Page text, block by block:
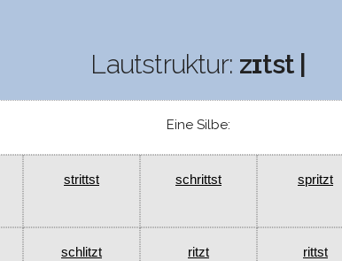
Lautstruktur: zɪtst |
Eine Silbe:
strittst schrittst spritzt
schlitzt ritzt rittst